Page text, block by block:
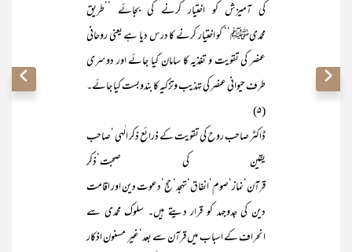
کی آمیزش کو اختیار کرنے کی بجائے ’’طریق
محمدیﷺ‘‘ کو اختیار کرنے کا درس دیا ہے یعنی روحانی
عنصر کی تقویت و تغذیہ کا سامان کیا جائے اور دوسری
طرف حیوانی عنصر کی تہذیب وتزکیہ کا بندوبست کیا جائے۔
(۵)
ڈاکٹر صاحب روح کی تقویت کے ذرائع ذکر الٰہی ‘صاحب
یقین کی صحبت‘ذکر
قرآن‘نماز‘صوم‘انفاق‘تہجد‘حج‘دعوت دین اور اقامت
دین کی جدوجہد کو قرار دیتے ہیں۔ سلوک محمدی سے
انحراف کے اسباب میں قرآن سے بعد‘غیر مسنون اذکار